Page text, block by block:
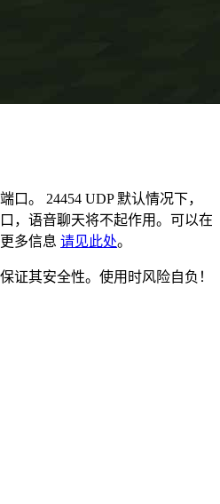
口。 24454 UDP 默认情况下，
，语音聊天将不起作用。可以在
多信息 请见此处。
证其安全性。使用时风险自负！